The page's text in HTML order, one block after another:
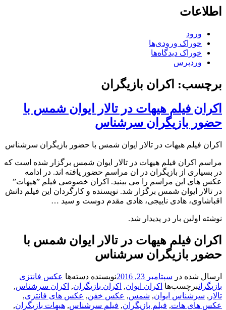
اطلاعات
ورود
خوراک ورودی‌ها
خوراک دیدگاه‌ها
وردپرس
برچسب: اکران بازیگران
اکران فیلم هیهات در تالار ایوان شمس با
حضور بازیگران سرشناس
اکران فیلم هیهات در تالار ایوان شمس با حضور بازیگران سرشناس
مراسم اکران فیلم هیهات در تالار ایوان شمس برگزار شده است که
در بسیاری از بازیگران در ان مراسم حضور یافته اند. در ادامه
عکس های این مراسم را می بینید. اکران خصوصی فیلم ”هیهات”
در تالار ایوان شمس برگزار شد. نویسنده و کارگردان این فیلم دانش
اقباشاوی، هادی ناییجی، هادی مقدم‌ دوست و سید …
نوشته اولین بار در پدیدار شد.
اکران فیلم هیهات در تالار ایوان شمس با
حضور بازیگران سرشناس
ارسال شده در سپتامبر 23, 2016 نویسنده دسته‌ها عکس فانتزی
بازیگرانبرچسب‌ها اکران ایوان, اکران بازیگران, اکران سرشناس,
تالار , سرشناس ایوان, شمس, عکس خفن, عکس های فانتزی,
عکس های هات, فیلم بازیگران, فیلم سرشناس, هیهات بازیگران,